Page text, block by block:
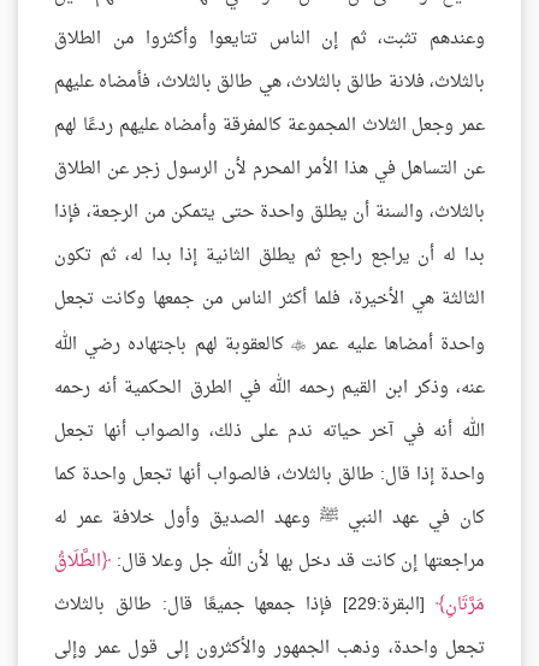
وعندهم تثبت، ثم إن الناس تتايعوا وأكثروا من الطلاق
بالثلاث، فلانة طالق بالثلاث، هي طالق بالثلاث، فأمضاه عليهم
عمر وجعل الثلاث المجموعة كالمفرقة وأمضاه عليهم ردعًا لهم
عن التساهل في هذا الأمر المحرم لأن الرسول زجر عن الطلاق
بالثلاث، والسنة أن يطلق واحدة حتى يتمكن من الرجعة، فإذا
بدا له أن يراجع راجع ثم يطلق الثانية إذا بدا له، ثم تكون
الثالثة هي الأخيرة، فلما أكثر الناس من جمعها وكانت تجعل
واحدة أمضاها عليه عمر كالعقوبة لهم باجتهاده رضي الله
عنه، وذكر ابن القيم رحمه الله في الطرق الحكمية أنه رحمه
الله أنه في آخر حياته ندم على ذلك، والصواب أنها تجعل
واحدة إذا قال: طالق بالثلاث، فالصواب أنها تجعل واحدة كما
كان في عهد النبي ﷺ وعهد الصديق وأول خلافة عمر له
مراجعتها إن كانت قد دخل بها لأن الله جل وعلا قال: الطَّلَاقُ
مَرَّتَانِ
[البقرة:229] فإذا جمعها جميعًا قال: طالق بالثلاث
تجعل واحدة، وذهب الجمهور والأكثرون إلى قول عمر وإلى